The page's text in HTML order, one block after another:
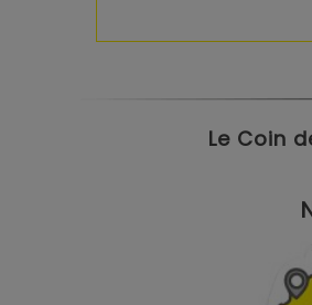
Le Coin